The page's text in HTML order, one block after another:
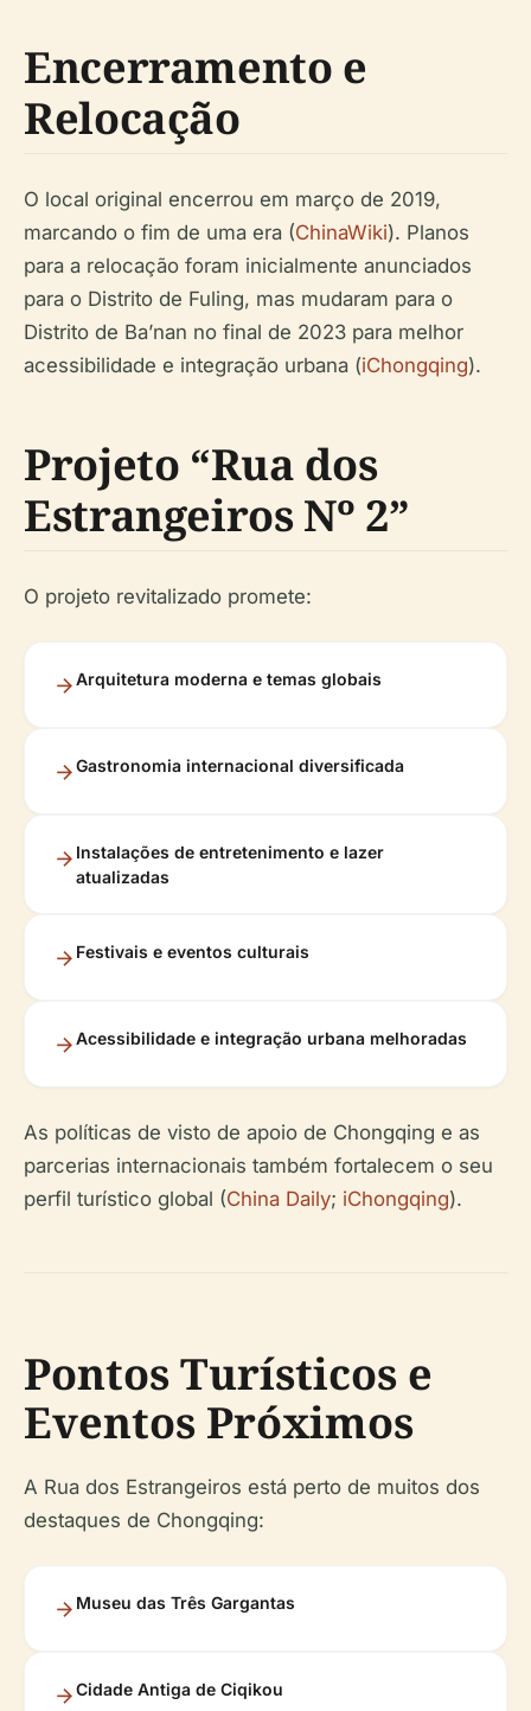
Encerramento e
Relocação
O local original encerrou em março de 2019,
marcando o fim de uma era (ChinaWiki). Planos
para a relocação foram inicialmente anunciados
para o Distrito de Fuling, mas mudaram para o
Distrito de Ba’nan no final de 2023 para melhor
acessibilidade e integração urbana (iChongqing).
Projeto “Rua dos
Estrangeiros Nº 2”
O projeto revitalizado promete:
Arquitetura moderna e temas globais
Gastronomia internacional diversificada
Instalações de entretenimento e lazer
atualizadas
Festivais e eventos culturais
Acessibilidade e integração urbana melhoradas
As políticas de visto de apoio de Chongqing e as
parcerias internacionais também fortalecem o seu
perfil turístico global (China Daily; iChongqing).
Pontos Turísticos e
Eventos Próximos
A Rua dos Estrangeiros está perto de muitos dos
destaques de Chongqing:
Museu das Três Gargantas
Cidade Antiga de Ciqikou